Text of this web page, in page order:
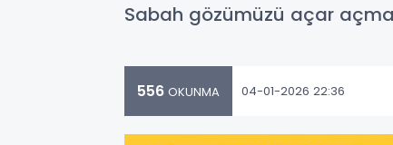
Sabah gözümüzü açar
556 OKUNMA 04-01-2026 22:36